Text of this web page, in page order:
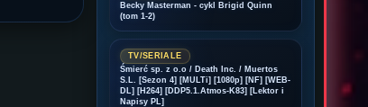
Becky Masterman - cykl Brigid Quinn
(tom 1-2)
TV/SERIALE
Śmierć sp. z o.o / Death Inc. / Muertos
S.L. [Sezon 4] [MULTi] [1080p] [NF] [WEB-
DL] [H264] [DDP5.1.Atmos-K83] [Lektor i
Napisy PL]